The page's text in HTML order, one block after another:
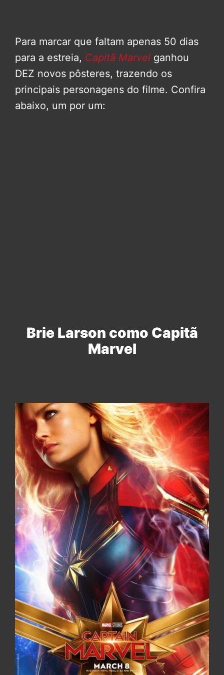
Para marcar que faltam apenas 50 dias
para a estreia, Capitã Marvel ganhou
DEZ novos pôsteres, trazendo os
principais personagens do filme. Confira
abaixo, um por um:
Brie Larson como Capitã
Marvel